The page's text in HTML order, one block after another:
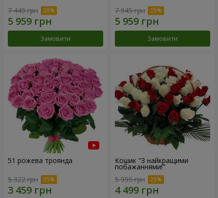
7 449 грн
Замовити
7 945 грн
Замовити
51 рожева троянда
5 322 грн
Кошик "З найкращими
побажаннями!"
5 999 грн